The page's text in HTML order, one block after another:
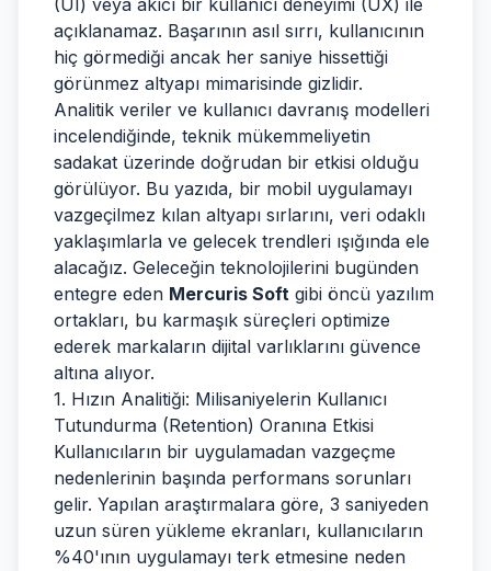
(UI) veya akıcı bir kullanıcı deneyimi (UX) ile
açıklanamaz. Başarının asıl sırrı, kullanıcının
hiç görmediği ancak her saniye hissettiği
görünmez altyapı mimarisinde gizlidir.
Analitik veriler ve kullanıcı davranış modelleri
incelendiğinde, teknik mükemmeliyetin
sadakat üzerinde doğrudan bir etkisi olduğu
görülüyor. Bu yazıda, bir mobil uygulamayı
vazgeçilmez kılan altyapı sırlarını, veri odaklı
yaklaşımlarla ve gelecek trendleri ışığında ele
alacağız. Geleceğin teknolojilerini bugünden
entegre eden Mercuris Soft gibi öncü yazılım
ortakları, bu karmaşık süreçleri optimize
ederek markaların dijital varlıklarını güvence
altına alıyor.
1. Hızın Analitiği: Milisaniyelerin Kullanıcı
Tutundurma (Retention) Oranına Etkisi
Kullanıcıların bir uygulamadan vazgeçme
nedenlerinin başında performans sorunları
gelir. Yapılan araştırmalara göre, 3 saniyeden
uzun süren yükleme ekranları, kullanıcıların
%40'ının uygulamayı terk etmesine neden